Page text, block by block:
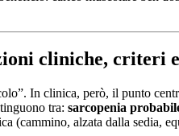
cliniche, criteri
In clinica, però, il punto
tra: sarcopenia
(cammino, alzata dalla sedia,